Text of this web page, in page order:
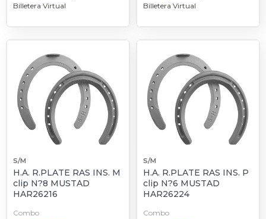
Billetera Virtual
Billetera Virtual
S/M
H.A. R.PLATE RAS INS. M
clip N?8 MUSTAD
HAR26216
Combo
S/M
H.A. R.PLATE RAS INS. P
clip N?6 MUSTAD
HAR26224
Combo